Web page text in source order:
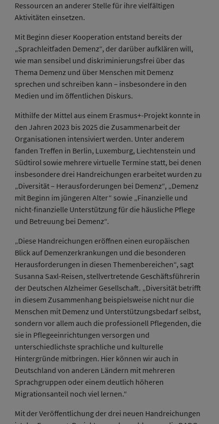
Ressourcen an anderer Stelle für ihre vielfältigen
Aktivitäten einsetzen.
Mit Beginn dieser Kooperation entstand bereits der
„Sprachleitfaden Demenz“, der darüber aufklären will,
wie man sensibel und diskriminierungsfrei über das
Thema Demenz und über Menschen mit Demenz
sprechen und schreiben kann – insbesondere in den
Medien und im öffentlichen Diskurs.
Mithilfe der Mittel aus einem Erasmus+-Projekt konnte in
den Jahren 2023 bis 2025 die Zusammenarbeit der
Organisationen intensiviert werden. Unter anderem
fanden Treffen in Berlin, Luxemburg, Liechtenstein und
Südtirol sowie mehrere virtuelle Termine statt, bei denen
insbesondere drei Handreichungen erarbeitet wurden zu
„Diversität – Herausforderungen bei Demenz“, „Demenz
mit Beginn im jüngeren Alter“ sowie „Finanzielle und
nicht-finanzielle Unterstützung für die häusliche Pflege
und Betreuung bei Demenz“.
„Diese Handreichungen eröffnen einen europäischen
Blick auf Demenzerkrankungen und die besonderen
Herausforderungen in diesen Themenbereichen“, sagt
Susanna Saxl-Reisen, stellvertretende Geschäftsführerin
der Deutschen Alzheimer Gesellschaft. „Diversität betrifft
in diesem Zusammenhang beispielsweise nicht nur die
Menschen mit Demenz und Unterstützungsbedarf selbst,
sondern vor allem auch die professionell Pflegenden, die
sie in Pflegeeinrichtungen versorgen und
unterschiedlichste sprachliche und kulturelle
Hintergründe mitbringen. Hier können wir auch in
Deutschland von anderen Ländern mit mehreren
Sprachgruppen oder einem deutlich höheren
Migrationsanteil noch viel lernen.“
Mit der Veröffentlichung der drei neuen Handreichungen